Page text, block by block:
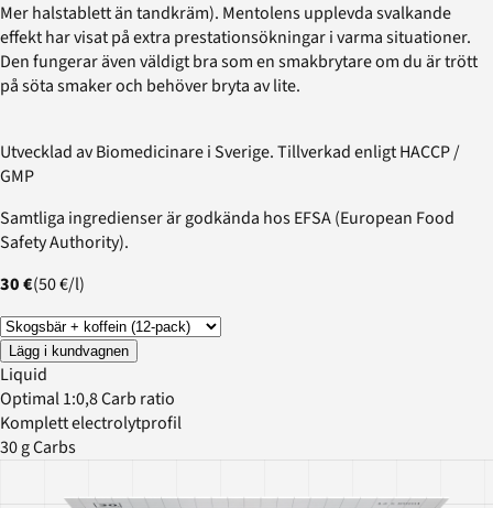
Mer halstablett än tandkräm). Mentolens upplevda svalkande
effekt har visat på extra prestationsökningar i varma situationer.
Den fungerar även väldigt bra som en smakbrytare om du är trött
på söta smaker och behöver bryta av lite.
Utvecklad av Biomedicinare i Sverige. Tillverkad enligt HACCP /
GMP
Samtliga ingredienser är godkända hos EFSA (European Food
Safety Authority).
30 €(50 €/l)
Lägg i kundvagnen
Liquid
Optimal 1:0,8 Carb ratio
Komplett electrolytprofil
30 g Carbs